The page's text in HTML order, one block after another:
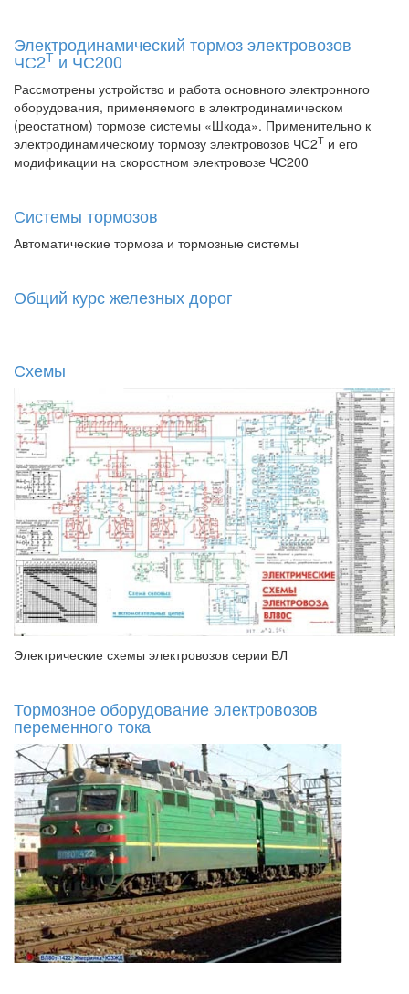
Электродинамический тормоз электровозов
ЧС2Т и ЧС200
Рассмотрены устройство и работа основного электронного
оборудования, применяемого в электродинамическом
(реостатном) тормозе системы «Шкода». Применительно к
электродинамическому тормозу электровозов ЧС2Т и его
модификации на скоростном электровозе ЧС200
Системы тормозов
Автоматические тормоза и тормозные системы
Общий курс железных дорог
Схемы
Электрические схемы электровозов серии ВЛ
Тормозное оборудование электровозов
переменного тока